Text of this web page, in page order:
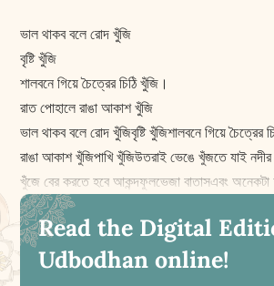
ভাল থাকব বলে রোদ খুঁজি
বৃষ্টি খুঁজি
শালবনে গিয়ে চৈত্রের চিঠি খুঁজি।
রাত পোহালে রাঙা আকাশ খুঁজি
ভাল থাকব বলে রোদ খুঁজিবৃষ্টি খুঁজিশালবনে গিয়ে চৈত্রের
রাঙা আকাশ খুঁজিপাখি খুঁজিউতরাই ভেঙে খুঁজতে যাই
খুঁজে বের করতে হবে আকন্দফুলভেজা বাতাসএবং
Read the Digital
Udbodhan online!